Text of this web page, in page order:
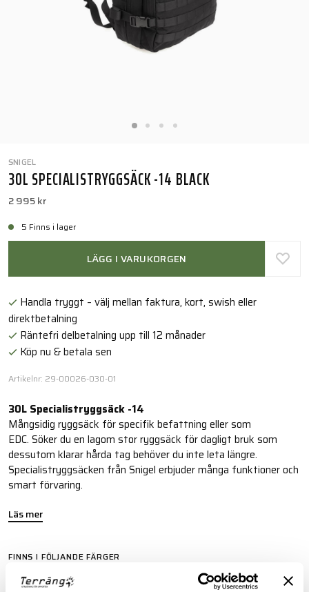
SNIGEL
30L SPECIALISTRYGGSÄCK -14 BLACK
2 995 kr
5 Finns i lager
LÄGG I VARUKORGEN
Handla tryggt – välj mellan faktura, kort, swish eller
direktbetalning
Räntefri delbetalning upp till 12 månader
Köp nu & betala sen
Artikelnr: 29-00026-030-01
30L Specialistryggsäck -14
Mångsidig ryggsäck för specifik befattning eller som
EDC. Söker du en lagom stor ryggsäck för dagligt bruk som
dessutom klarar hårda tag behöver du inte leta längre.
Specialistryggsäcken från Snigel erbjuder många funktioner och
smart förvaring.
Läs mer
FINNS I FÖLJANDE FÄRGER